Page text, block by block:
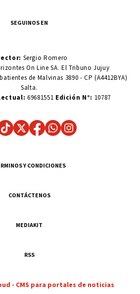
SEGUINOS EN
Sergio Romero
On Line SA. El Tribuno Jujuy
de Malvinas 3890 - CP (A4412BYA)
Salta.
69681551 Edición N°: 10787
Y CONDICIONES
CONTÁCTENOS
MEDIAKIT
RSS
- CMS para portales de noticias